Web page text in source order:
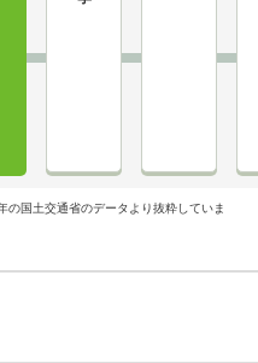
国土交通省のデータより抜粋していま